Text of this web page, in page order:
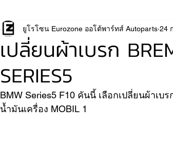
LEXUS ยางรถยนต์ AUDI
MAHLE MAZDA
FORD JAGUAR
เปลี่ยนผ้าเบรก
SERIES5
ยูโรโซน Eurozone ออโต้พาร์ทส์ Autoparts 24
BMW Series5 F10 คันนี้ เลือกเปลี่ยนผ้าเบ
น้ำมันเครื่อง MOBIL 1